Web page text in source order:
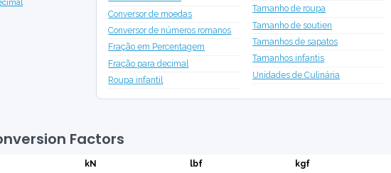
Conversor de moedas
Conversor de números romanos
Fração em Percentagem
Fração para decimal
Roupa infantil
Tamanho de roupa
Tamanho de soutien
Tamanhos de sapatos
Tamanhos infantis
Unidades de Culinária
Factors
kN lbf
kgf